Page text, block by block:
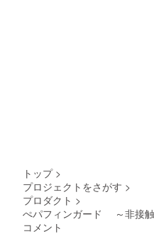
トップ >
プロジェクトをさがす >
プロダクト >
ぺパフィンガード ～非接触
コメント